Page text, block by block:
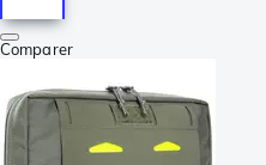
Comparer